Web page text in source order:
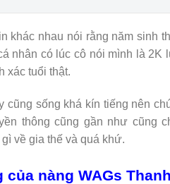
khác nhau nói rằng năm sinh
nhân có lúc cô nói mình là 2K
xác tuổi thật.
cũng sống khá kín tiếng nên
thông cũng gần như cũng
về gia thế và quá khứ.
nàng WAGs